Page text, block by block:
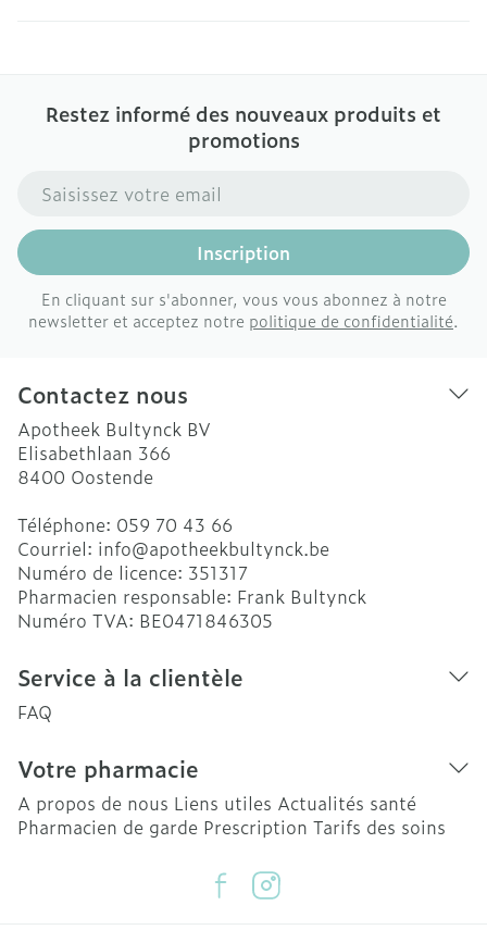
Restez informé des nouveaux produits et
promotions
Adresse mail
Inscription
En cliquant sur s'abonner, vous vous abonnez à notre
newsletter et acceptez notre politique de confidentialité.
Contactez nous
Apotheek Bultynck BV
Elisabethlaan 366
8400 Oostende
Téléphone: 059 70 43 66
Courriel: info@apotheekbultynck.be
Numéro de licence: 351317
Pharmacien responsable: Frank Bultynck
Numéro TVA: BE0471846305
Service à la clientèle
FAQ
Votre pharmacie
A propos de nous Liens utiles Actualités santé
Pharmacien de garde Prescription Tarifs des soins